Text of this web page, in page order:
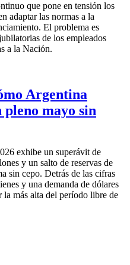
que pone en tensión los
adaptar las normas a la
El problema es
de los empleados
a la Nación.
Argentina
pleno mayo sin
exhibe un superávit de
y un salto de reservas de
sin cepo. Detrás de las cifras
y una demanda de dólares
la más alta del período libre de